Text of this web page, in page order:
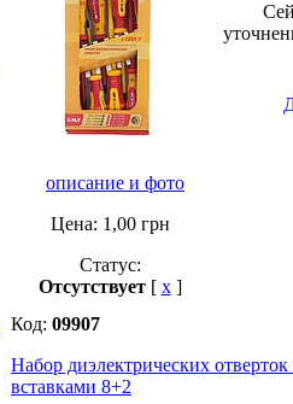
описание и фото
Цена: 1,00грн
Статус:
Отсутствует[ x]
Код: 09907
Набор диэлектрических
вставками 8+2